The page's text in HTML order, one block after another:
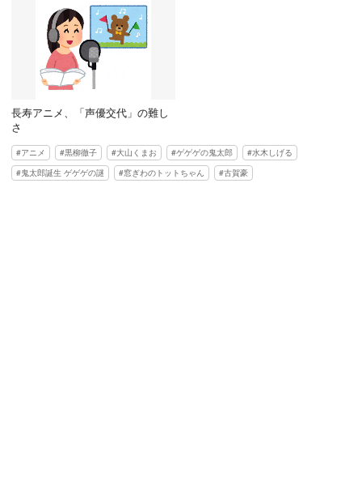
長寿アニメ、「声優交代」の難し
さ
アニメ 黒柳徹子 大山くまお ゲゲゲの鬼太郎
水木しげる
鬼太郎誕生 ゲゲゲの謎
窓ぎわのトットちゃん 古賀豪